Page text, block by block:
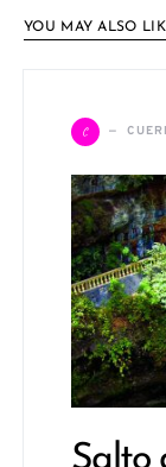
YOU MAY ALSO
C